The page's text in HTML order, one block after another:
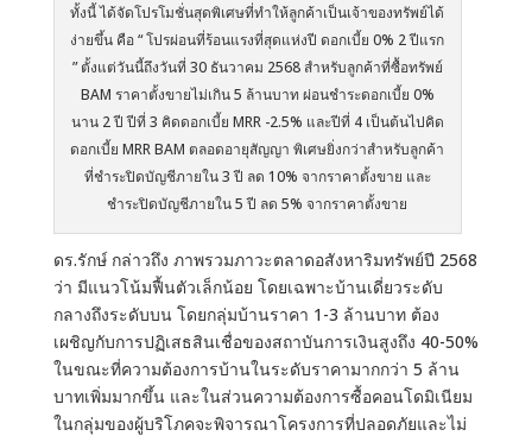
ทั้งนี้ ได้จัดโปรโมชั่นสุดพิเศษที่ทำให้ลูกค้าเป็นเจ้าของทรัพย์ได้
ง่ายขึ้น คือ “ โปรผ่อนที่ร้อนแรงที่สุดแห่งปี ดอกเบี้ย 0% 2 ปีแรก
” ตั้งแต่วันนี้ถึงวันที่ 30 ธันวาคม 2568 สำหรับลูกค้าที่ซื้อทรัพย์
BAM ราคาตั้งขายไม่เกิน 5 ล้านบาท ผ่อนชำระดอกเบี้ย 0%
นาน 2 ปี ปีที่ 3 คิดดอกเบี้ย MRR -2.5% และปีที่ 4 เป็นต้นไปคิด
ดอกเบี้ย MRR BAM ตลอดอายุสัญญา พิเศษยิ่งกว่าสำหรับลูกค้า
ที่ชำระปิดบัญชีภายใน 3 ปี ลด 10% จากราคาตั้งขาย และ
ชำระปิดบัญชีภายใน 5 ปี ลด 5% จากราคาตั้งขาย
ดร.รักษ์ กล่าวถึง ภาพรวมภาวะตลาดอสังหาริมทรัพย์ปี 2568
ว่า มีแนวโน้มฟื้นตัวเล็กน้อย โดยเฉพาะบ้านเดี่ยวระดับ
กลางถึงระดับบน โดยกลุ่มบ้านราคา 1-3 ล้านบาท ต้อง
เผชิญกับการปฏิเสธสินเชื่อของสถาบันการเงินสูงถึง 40-50%
ในขณะที่ความต้องการบ้านในระดับราคามากกว่า 5 ล้าน
บาทเพิ่มมากขึ้น และในส่วนความต้องการซื้อคอนโดมิเนียม
ในกลุ่มของผู้บริโภคจะพิจารณาโครงการที่ปลอดภัยและไม่